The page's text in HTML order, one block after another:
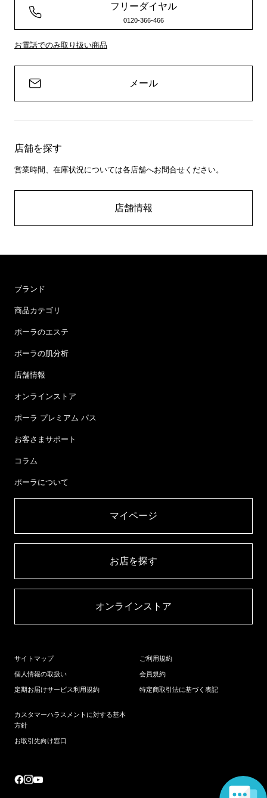
フリーダイヤル
0120-366-466
お電話でのみ取り扱い商品
メール
店舗を探す
営業時間、在庫状況については各店舗へお問合せください。
店舗情報
ブランド
商品カテゴリ
ポーラのエステ
ポーラの肌分析
店舗情報
オンラインストア
ポーラ プレミアム パス
お客さまサポート
コラム
ポーラについて
マイページ​
お店を探す​
オンラインストア​
サイトマップ
個人情報の取扱い
定期お届けサービス利用規約
ご利用規約
会員規約
特定商取引法に基づく表記
カスタマーハラスメントに対する基本
方針
お取引先向け窓口